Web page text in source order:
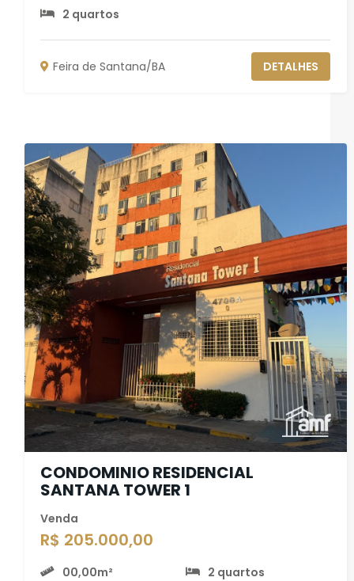
2 quartos
Feira de Santana/BA DETALHES
CONDOMINIO RESIDENCIAL
SANTANA TOWER 1
Venda
R$ 205.000,00
00,00m² 2 quartos